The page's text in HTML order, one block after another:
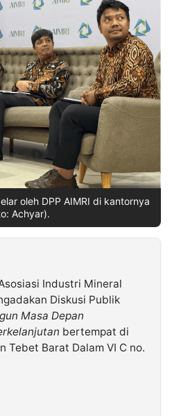
oleh DPP AIMRI di kantornya
Achyar).
Industri Mineral
Diskusi Publik
Masa Depan
bertempat di
Tebet Barat Dalam VI C no.